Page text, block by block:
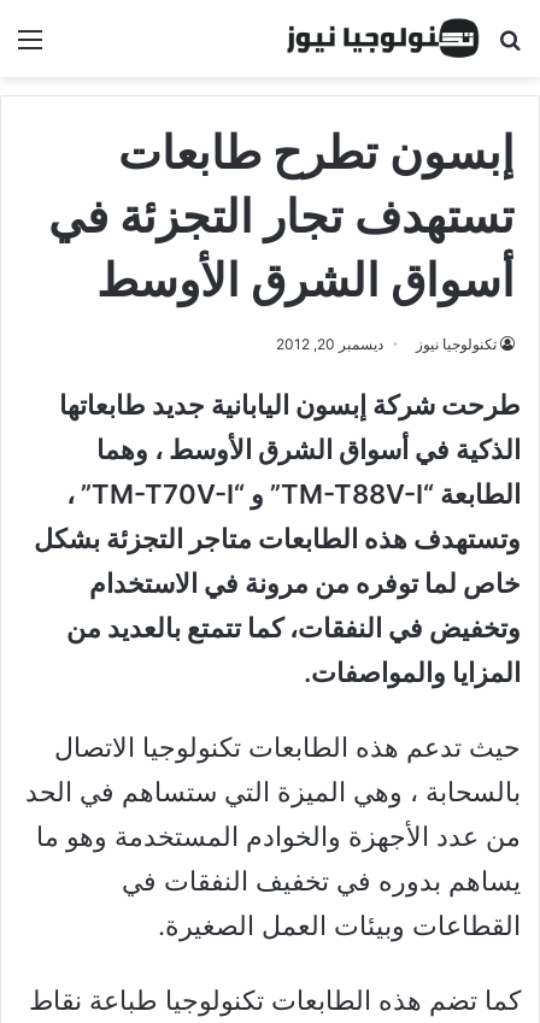
البحث عن
إبسون تطرح طابعات
تستهدف تجار التجزئة في
أسواق الشرق الأوسط
تكنولوجيا نيوز ديسمبر 20, 2012
طرحت شركة إبسون اليابانية جديد طابعاتها
الذكية في أسواق الشرق الأوسط ، وهما
الطابعة “TM-T88V-I” و “TM-T70V-I” ،
وتستهدف هذه الطابعات متاجر التجزئة بشكل
خاص لما توفره من مرونة في الاستخدام
وتخفيض في النفقات، كما تتمتع بالعديد من
المزايا والمواصفات.
حيث تدعم هذه الطابعات تكنولوجيا الاتصال
بالسحابة ، وهي الميزة التي ستساهم في الحد
من عدد الأجهزة والخوادم المستخدمة وهو ما
يساهم بدوره في تخفيف النفقات في
القطاعات وبيئات العمل الصغيرة.
كما تضم هذه الطابعات تكنولوجيا طباعة نقاط